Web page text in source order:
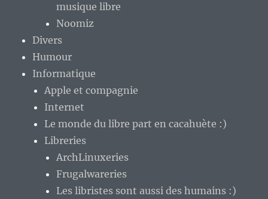
musique libre
Noomiz
Divers
Humour
Informatique
Apple et compagnie
Internet
Le monde du libre part en cacahuète :)
Libreries
ArchLinuxeries
Frugalwareries
Les libristes sont aussi des humains :)